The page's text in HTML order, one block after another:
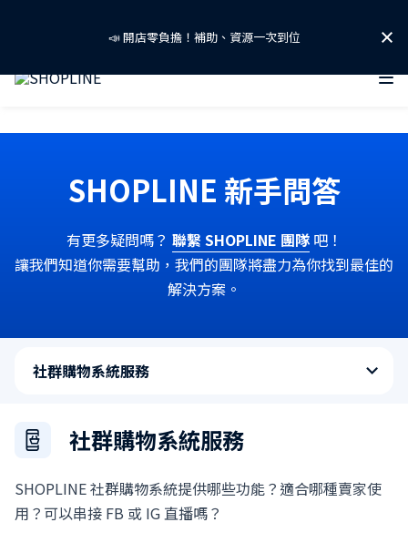
SHOPLINE 新手問答
有更多疑問嗎？ 聯繫 SHOPLINE 團隊 吧！
讓我們知道你需要幫助，我們的團隊將盡力為你找到最佳的
解決方案。
社群購物系統服務
社群購物系統服務
SHOPLINE 社群購物系統提供哪些功能？適合哪種賣家使
用？可以串接 FB 或 IG 直播嗎？
免費下載「AI 零售趨勢報告」👉
📣 開店零負擔！補助、資源一次到位